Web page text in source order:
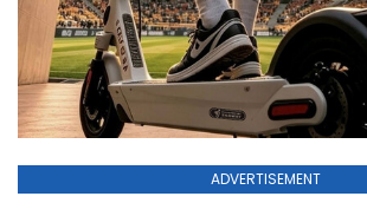
ADVERTISEMENT